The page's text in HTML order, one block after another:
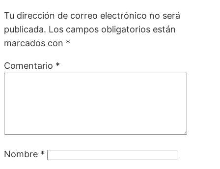
Tu dirección de correo electrónico no será
publicada. Los campos obligatorios están
marcados con *
Comentario *
Nombre *